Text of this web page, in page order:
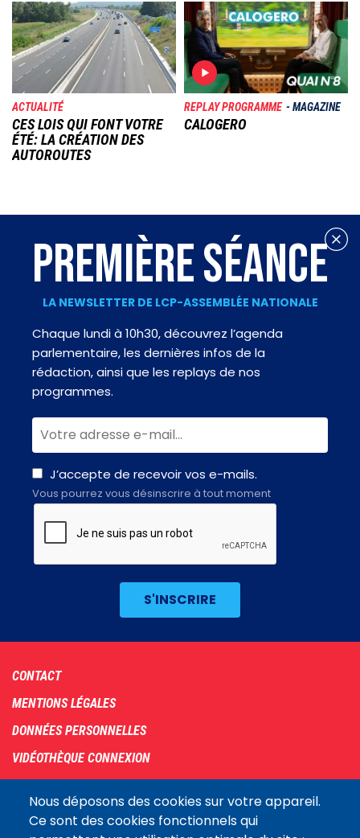
Image
ACTUALITÉ
CES LOIS QUI FONT VOTRE
ÉTÉ: LA CRÉATION DES
AUTOROUTES
Image
REPLAY PROGRAMME MAGAZINE
CALOGERO
Nous déposons des cookies sur votre appareil.
Ce sont des cookies fonctionnels qui
PREMIÈRE SÉANCE
LA NEWSLETTER DE LCP-ASSEMBLÉE NATIONALE
Chaque lundi à 10h30, découvrez l’agenda
parlementaire, les dernières infos de la
rédaction, ainsi que les replays de nos
programmes.
J’accepte de recevoir vos e-mails.
Vous pourrez vous désinscrire à tout moment
Footer
menu
CONTACT
MENTIONS LÉGALES
DONNÉES PERSONNELLES
VIDÉOTHÈQUE CONNEXION
ARCHIVES